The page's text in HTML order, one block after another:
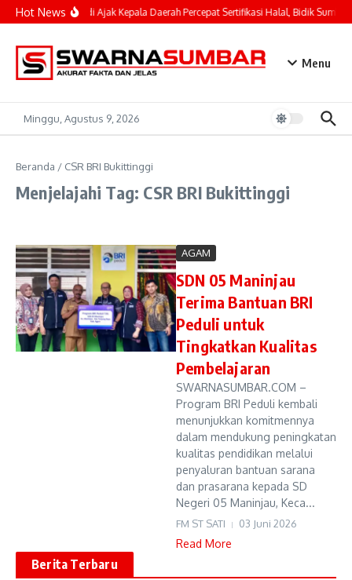
Lewati ke konten
Hot NewsMahyeldi Ajak Kepala Daerah Percepat Sertifikasi Halal, Bidik
Menu
Minggu, Agustus 9, 2026
Beranda / CSR BRI Bukittinggi
Menjelajahi Tag: CSR BRI Bukittinggi
AGAM
SDN 05 Maninjau
Terima Bantuan BRI
Peduli untuk
Tingkatkan Kualitas
Pembelajaran
SWARNASUMBAR.COM –
Program BRI Peduli kembali
menunjukkan komitmennya
dalam mendukung peningkatan
kualitas pendidikan melalui
penyaluran bantuan sarana
dan prasarana kepada SD
Negeri 05 Maninjau, Keca...
FM ST SATI 03 Juni 2026
Read More
Berita Terbaru